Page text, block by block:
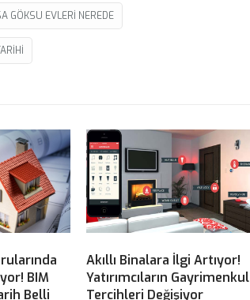
GÖKSU EVLERI NEREDE
BIM
Belli
Akıllı Binalara İlgi Artıyor!
Yatırımcıların Gayrimenkul
Tercihleri Değişiyor